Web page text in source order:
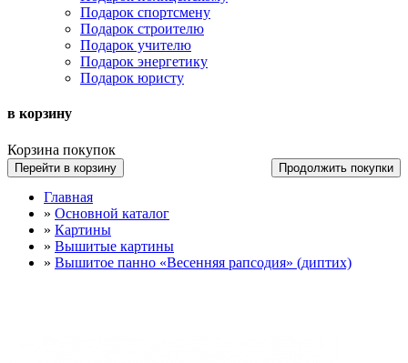
Подарок спортсмену
Подарок строителю
Подарок учителю
Подарок энергетику
Подарок юристу
в корзину
Корзина покупок
Перейти в корзину Продолжить покупки
Главная
» Основной каталог
» Картины
» Вышитые картины
» Вышитое панно «Весенняя рапсодия» (диптих)